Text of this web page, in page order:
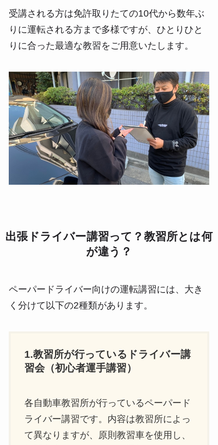
受講される方は免許取りたての10代から数年ぶ
りに運転される方まで多様ですが、ひとりひと
りに合った最適な教習をご用意いたします。
出張ドライバー講習って？教習所とは何
が違う？
ペーパードライバー向けの運転講習には、大き
く分けて以下の2種類があります。
1.教習所が行っているドライバー講
習会（初心者運手講習）
各自動車教習所が行っているペーパード
ライバー講習です。内容は教習所によっ
て異なりますが、原則教習車を使用し、